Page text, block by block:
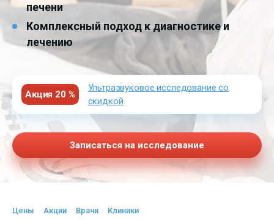
печени
Комплексный подход к диагностике и
лечению
Акция 20 %
Ультразвуковое исследование со
скидкой
Записаться на исследование
Цены Акции Врачи Клиники